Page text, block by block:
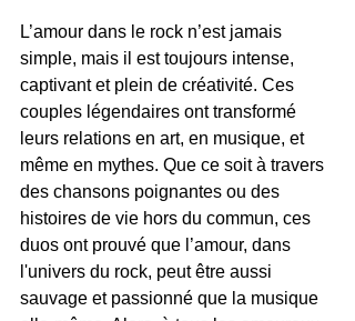
L’amour dans le rock n’est jamais
simple, mais il est toujours intense,
captivant et plein de créativité. Ces
couples légendaires ont transformé
leurs relations en art, en musique, et
même en mythes. Que ce soit à travers
des chansons poignantes ou des
histoires de vie hors du commun, ces
duos ont prouvé que l’amour, dans
l'univers du rock, peut être aussi
sauvage et passionné que la musique